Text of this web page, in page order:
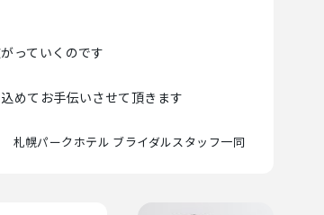
っていくのです
めてお手伝いさせて頂きます
札幌パークホテル ブライダルスタッフ一同